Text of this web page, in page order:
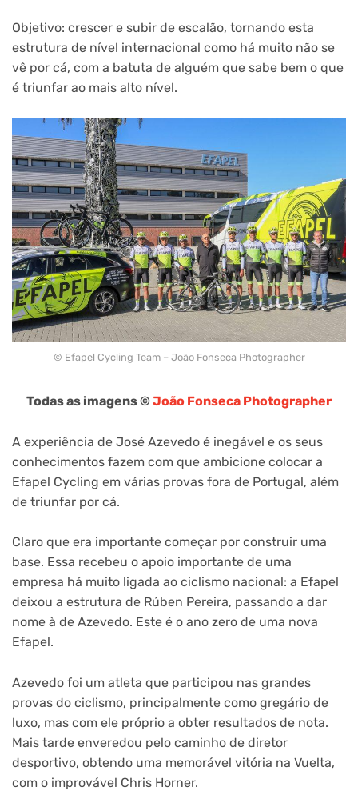
Objetivo: crescer e subir de escalão, tornando esta
estrutura de nível internacional como há muito não se
vê por cá, com a batuta de alguém que sabe bem o que
é triunfar ao mais alto nível.
© Efapel Cycling Team – João Fonseca Photographer
Todas as imagens ©João Fonseca Photographer
A experiência de José Azevedo é inegável e os seus
conhecimentos fazem com que ambicione colocar a
Efapel Cycling em várias provas fora de Portugal, além
de triunfar por cá.
Claro que era importante começar por construir uma
base. Essa recebeu o apoio importante de uma
empresa há muito ligada ao ciclismo nacional: a Efapel
deixou a estrutura de Rúben Pereira, passando a dar
nome à de Azevedo. Este é o ano zero de uma nova
Efapel.
Azevedo foi um atleta que participou nas grandes
provas do ciclismo, principalmente como gregário de
luxo, mas com ele próprio a obter resultados de nota.
Mais tarde enveredou pelo caminho de diretor
desportivo, obtendo uma memorável vitória na Vuelta,
com o improvável Chris Horner.